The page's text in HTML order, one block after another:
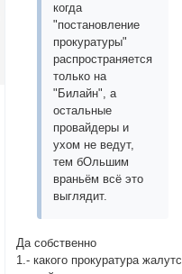
когда
"постановление
прокуратуры"
распространяется
только на
"Билайн", а
остальные
провайдеры и
ухом не ведут,
тем бОльшим
враньём всё это
выглядит.
Да собственно
1.- какого прокуратура